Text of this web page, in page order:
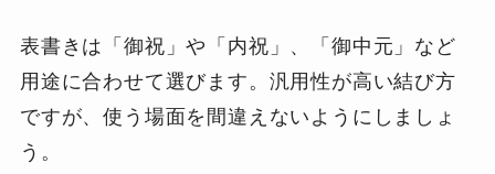
表書きは「御祝」や「内祝」、「御中元」など
用途に合わせて選びます。汎用性が高い結び方
ですが、使う場面を間違えないようにしましょ
う。